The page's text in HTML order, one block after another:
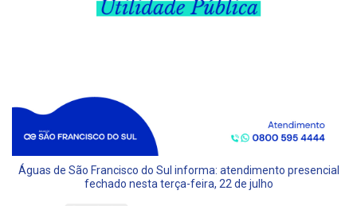
Águas de São Francisco do Sul informa: atendimento presencial
fechado nesta terça-feira, 22 de julho